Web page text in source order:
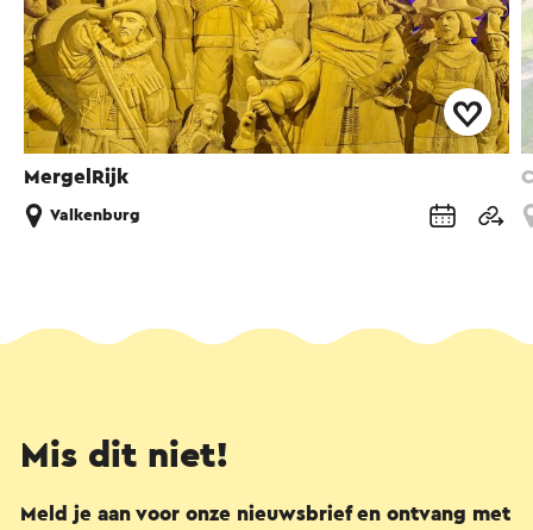
MergelRijk
Valkenburg
Mis dit niet!
Meld je aan voor onze nieuwsbrief en ontvang met